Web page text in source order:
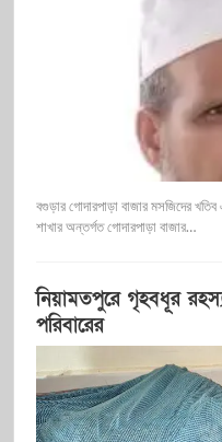
বগুড়ার গোদারপাড়া বাজার মসজিদের
শাখার অন্তর্গত গোদারপাড়া বাজার…
নিয়ামতপুরে গৃহবধূর
পরিবারের